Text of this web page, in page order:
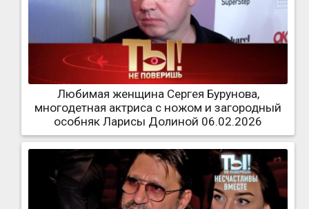
Любимая женщина Сергея Бурунова,
многодетная актриса с ножом и загородный
особняк Ларисы Долиной 06.02.2026